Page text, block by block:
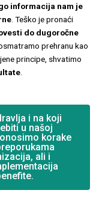
informacija nam je
. Teško je pronaći
do dugoročne
prehranu kao
principe, shvatimo
i na koji
u našoj
korake
ali i